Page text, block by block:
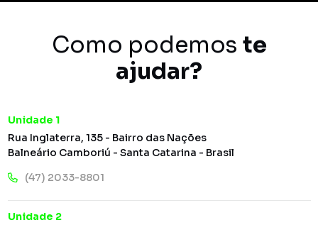
Como podemos te
ajudar?
Unidade 1
Rua Inglaterra, 135 - Bairro das Nações
Balneário Camboriú - Santa Catarina - Brasil
(47) 2033-8801
Unidade 2